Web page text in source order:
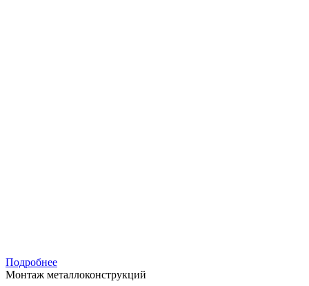
Подробнее
Монтаж металлоконструкций